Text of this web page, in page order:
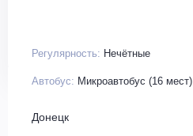
Регулярность: Нечётные
Автобус: Микроавтобус (16 мест)
Донецк